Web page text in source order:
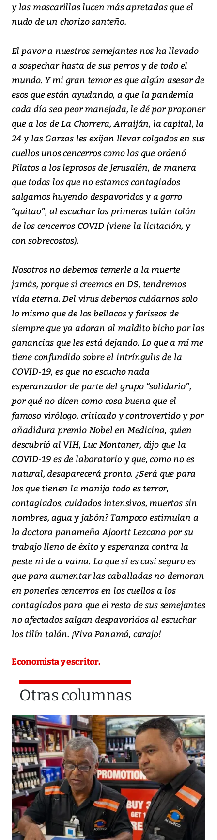
y las mascarillas lucen más apretadas que el
nudo de un chorizo santeño.
El pavor a nuestros semejantes nos ha llevado
a sospechar hasta de sus perros y de todo el
mundo. Y mi gran temor es que algún asesor de
esos que están ayudando, a que la pandemia
cada día sea peor manejada, le dé por proponer
que a los de La Chorrera, Arraiján, la capital, la
24 y las Garzas les exijan llevar colgados en sus
cuellos unos cencerros como los que ordenó
Pilatos a los leprosos de Jerusalén, de manera
que todos los que no estamos contagiados
salgamos huyendo despavoridos y a gorro
“quitao”, al escuchar los primeros talán tolón
de los cencerros COVID (viene la licitación, y
con sobrecostos).
Nosotros no debemos temerle a la muerte
jamás, porque si creemos en DS, tendremos
vida eterna. Del virus debemos cuidarnos solo
lo mismo que de los bellacos y fariseos de
siempre que ya adoran al maldito bicho por las
ganancias que les está dejando. Lo que a mí me
tiene confundido sobre el intríngulis de la
COVID-19, es que no escucho nada
esperanzador de parte del grupo “solidario”,
por qué no dicen como cosa buena que el
famoso virólogo, criticado y controvertido y por
añadidura premio Nobel en Medicina, quien
descubrió al VIH, Luc Montaner, dijo que la
COVID-19 es de laboratorio y que, como no es
natural, desaparecerá pronto. ¿Será que para
los que tienen la manija todo es terror,
contagiados, cuidados intensivos, muertos sin
nombres, agua y jabón? Tampoco estimulan a
la doctora panameña Ajoortt Lezcano por su
trabajo lleno de éxito y esperanza contra la
peste ni de a vaina. Lo que sí es casi seguro es
que para aumentar las caballadas no demoran
en ponerles cencerros en los cuellos a los
contagiados para que el resto de sus semejantes
no afectados salgan despavoridos al escuchar
los tilín talán. ¡Viva Panamá, carajo!
Economista y escritor.
Otras columnas